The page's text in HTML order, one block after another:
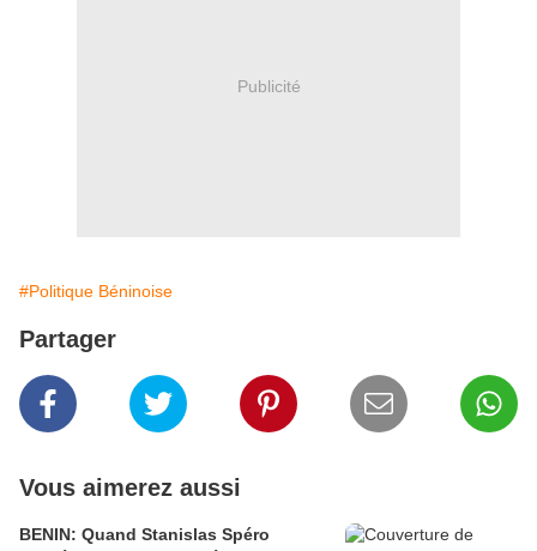
Publicité
#Politique Béninoise
Partager
Vous aimerez aussi
BENIN: Quand Stanislas Spéro